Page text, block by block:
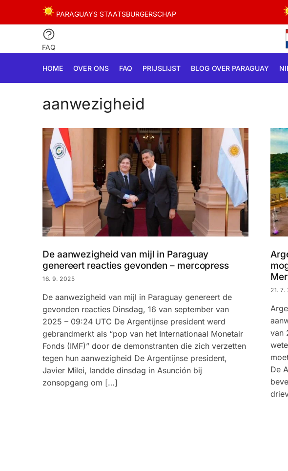
PARAGUAYS STAATSBURGERSCHAP
FAQ
HOME OVER ONS FAQ PRIJSLIJST BLOG OVER PARAGUAY
aanwezigheid
De aanwezigheid van mijl in Paraguay
genereert reacties gevonden – mercopress
16. 9. 2025
De aanwezigheid van mijl in Paraguay genereert de
gevonden reacties Dinsdag, 16 van september van
2025 – 09:24 UTC De Argentijnse president werd
gebrandmerkt als “pop van het Internationaal Monetair
Fonds (IMF)” door de demonstranten die zich verzetten
tegen hun aanwezigheid De Argentijnse president,
Javier Milei, landde dinsdag in Asunción bij
zonsopgang om […]
21. 7.
van
De